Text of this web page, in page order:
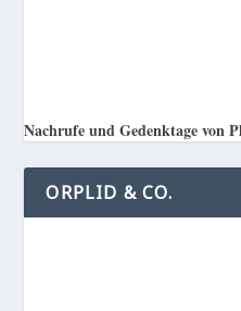
Nachrufe und Gedenktage von
ORPLID & CO.